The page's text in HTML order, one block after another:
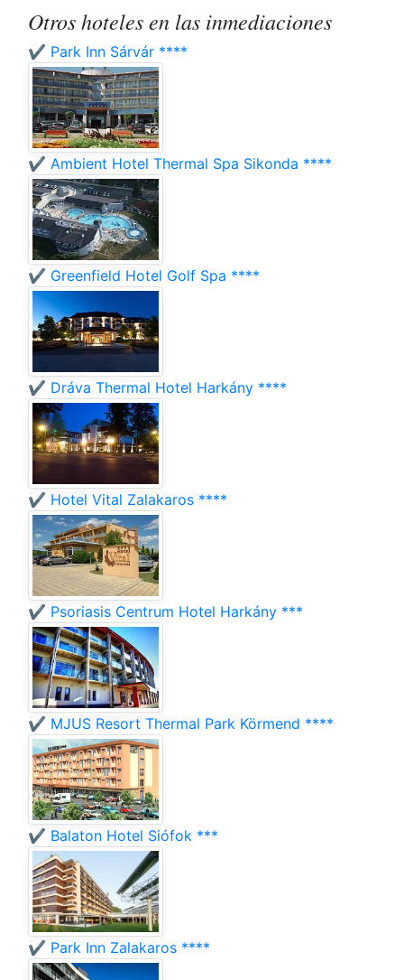
Otros hoteles en las inmediaciones
✔️ Park Inn Sárvár ****
✔️ Ambient Hotel Thermal Spa Sikonda ****
✔️ Greenfield Hotel Golf Spa ****
✔️ Dráva Thermal Hotel Harkány ****
✔️ Hotel Vital Zalakaros ****
✔️ Psoriasis Centrum Hotel Harkány ***
✔️ MJUS Resort Thermal Park Körmend ****
✔️ Balaton Hotel Siófok ***
✔️ Park Inn Zalakaros ****